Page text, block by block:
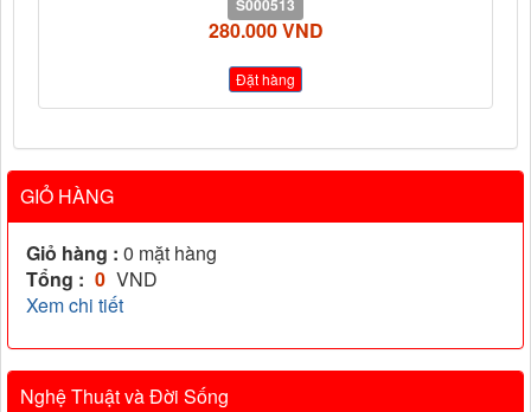
S000513
280.000 VND
Đặt hàng
GIỎ HÀNG
Giỏ hàng : 0 mặt hàng
Tổng : 0 VND
Xem chi tiết
Nghệ Thuật và Đời Sống